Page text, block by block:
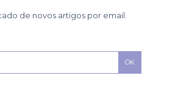
de novos artigos por email.
OK